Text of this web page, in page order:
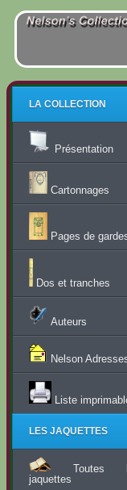
LA COLLECTION
Présentation
Cartonnages
Pages de
Dos et tranches
Auteurs
Nelson
Liste
LES JAQUETTES
Toutes
jaquettes